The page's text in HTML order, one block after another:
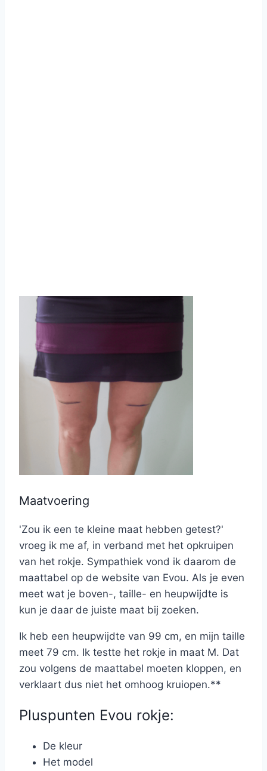
Maatvoering
'Zou ik een te kleine maat hebben getest?'
vroeg ik me af, in verband met het opkruipen
van het rokje. Sympathiek vond ik daarom de
maattabel op de website van Evou. Als je even
meet wat je boven-, taille- en heupwijdte is
kun je daar de juiste maat bij zoeken.
Ik heb een heupwijdte van 99 cm, en mijn taille
meet 79 cm. Ik testte het rokje in maat M. Dat
zou volgens de maattabel moeten kloppen, en
verklaart dus niet het omhoog kruiopen.**
Pluspunten Evou rokje:
De kleur
Het model